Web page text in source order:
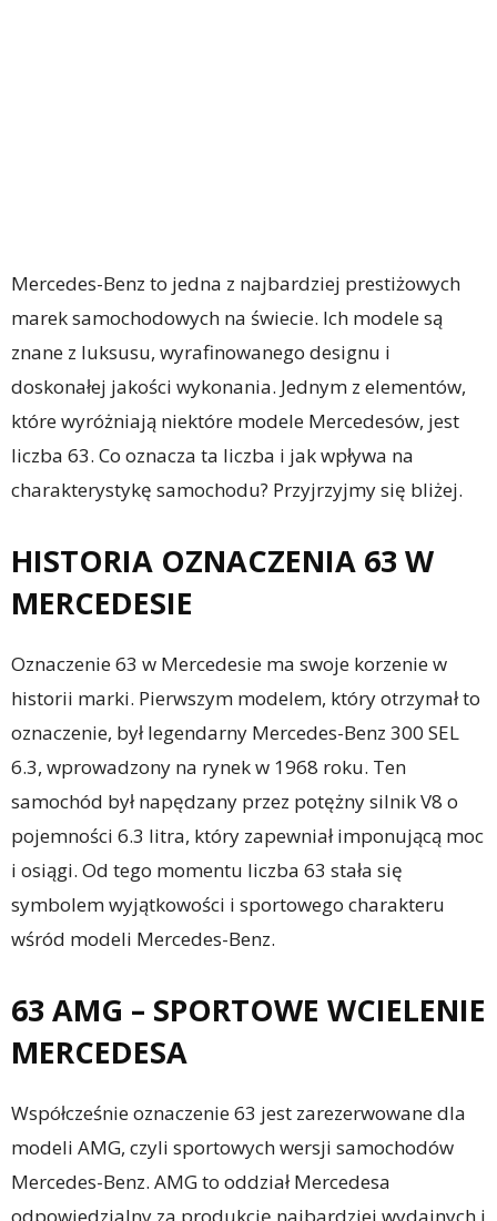
Mercedes-Benz to jedna z najbardziej prestiżowych
marek samochodowych na świecie. Ich modele są
znane z luksusu, wyrafinowanego designu i
doskonałej jakości wykonania. Jednym z elementów,
które wyróżniają niektóre modele Mercedesów, jest
liczba 63. Co oznacza ta liczba i jak wpływa na
charakterystykę samochodu? Przyjrzyjmy się bliżej.
HISTORIA OZNACZENIA 63 W
MERCEDESIE
Oznaczenie 63 w Mercedesie ma swoje korzenie w
historii marki. Pierwszym modelem, który otrzymał to
oznaczenie, był legendarny Mercedes-Benz 300 SEL
6.3, wprowadzony na rynek w 1968 roku. Ten
samochód był napędzany przez potężny silnik V8 o
pojemności 6.3 litra, który zapewniał imponującą moc
i osiągi. Od tego momentu liczba 63 stała się
symbolem wyjątkowości i sportowego charakteru
wśród modeli Mercedes-Benz.
63 AMG – SPORTOWE WCIELENIE
MERCEDESA
Współcześnie oznaczenie 63 jest zarezerwowane dla
modeli AMG, czyli sportowych wersji samochodów
Mercedes-Benz. AMG to oddział Mercedesa